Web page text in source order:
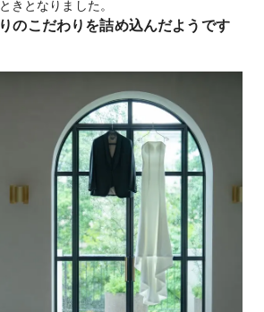
きとなりました。
のこだわりを詰め込んだようです